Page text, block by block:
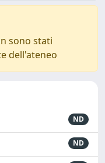
sono stati
dell'ateneo
ND
ND